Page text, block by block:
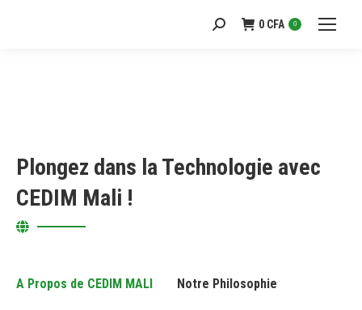
Recherche
0 CFA 0
Plongez dans la Technologie avec
CEDIM Mali !
A Propos de CEDIM MALI Notre Philosophie